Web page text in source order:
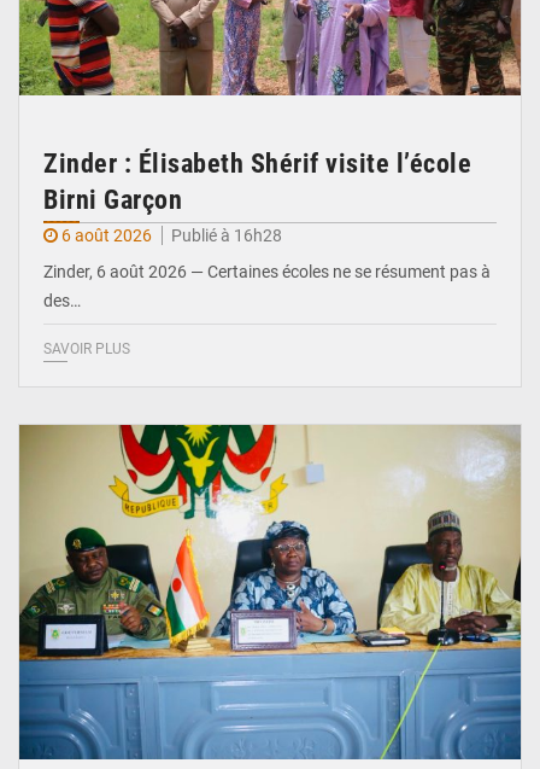
Zinder : Élisabeth Shérif visite l’école
Birni Garçon
6 août 2026
Publié à 16h28
Zinder, 6 août 2026 — Certaines écoles ne se résument pas à
des…
SAVOIR PLUS